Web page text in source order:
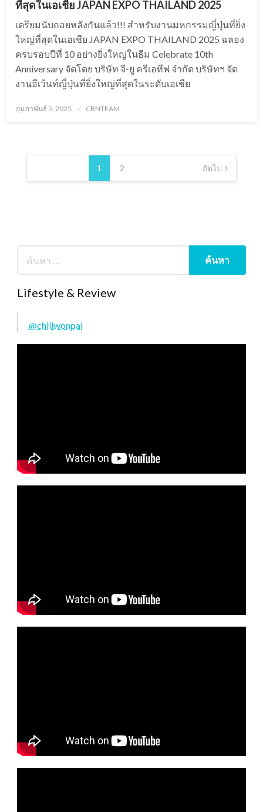
ที่สุดในเอเชีย JAPAN EXPO THAILAND 2025
เตรียมนับถอยหลังกันแล้ว!!! สำหรับงานมหกรรมญี่ปุ่นที่ยิ่ง
ใหญ่ที่สุดในเอเชีย JAPAN EXPO THAILAND 2025 ฉลอง
ครบรอบปีที่ 10 อย่างยิ่งใหญ่ในธีม Celebrate 10th
Anniversary จัดโดย บริษัท จี-ยู ครีเอทีฟ จำกัด บริษัทฯ จัด
งานอีเว้นท์ญี่ปุ่นที่ยิ่งใหญ่ที่สุดในระดับเอเชีย
Posted
กุมภาพันธ์ 5, 2025 CBNTEAM
Posts
1 2 ถัดไป
Lifestyle & Review
@chillwonpai